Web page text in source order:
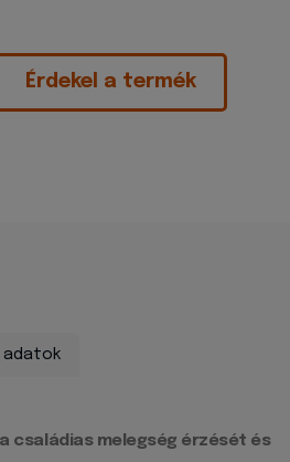
Érdekel a termék
adatok
családias melegség érzését és